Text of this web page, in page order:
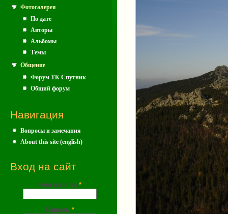
Фотогалерея
По дате
Авторы
Альбомы
Темы
Общение
Форум ТК Спутник
Общий форум
Навигация
Вопросы и замечания
About this site (english)
Вход на сайт
Имя (почта) *
Пароль *